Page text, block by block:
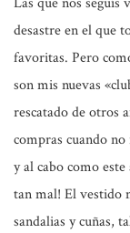
desastre en el que
favoritas. Pero
son mis nuevas
rescatado de otros
compras cuando
y al cabo como
tan mal! El vestido
sandalias y cuñas,